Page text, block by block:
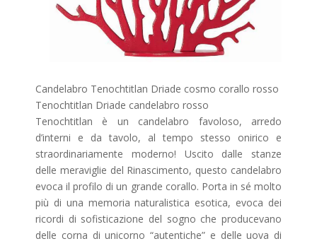
Candelabro Tenochtitlan Driade cosmo corallo rosso
Tenochtitlan Driade candelabro rosso
Tenochtitlan è un candelabro favoloso, arredo
d’interni e da tavolo, al tempo stesso onirico e
straordinariamente moderno! Uscito dalle stanze
delle meraviglie del Rinascimento, questo candelabro
evoca il profilo di un grande corallo. Porta in sé molto
più di una memoria naturalistica esotica, evoca dei
ricordi di sofisticazione del sogno che producevano
delle corna di unicorno “autentiche” e delle uova di